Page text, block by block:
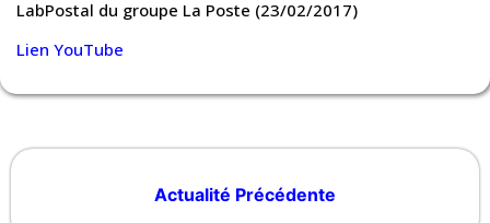
LabPostal du groupe La Poste (23/02/2017)
Lien YouTube
Actualité Précédente